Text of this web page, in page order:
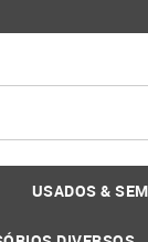
USADOS &